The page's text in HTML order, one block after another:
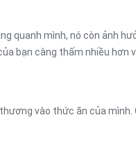
quanh mình, nó còn ảnh
bạn càng thấm nhiều hơn
vào thức ăn của